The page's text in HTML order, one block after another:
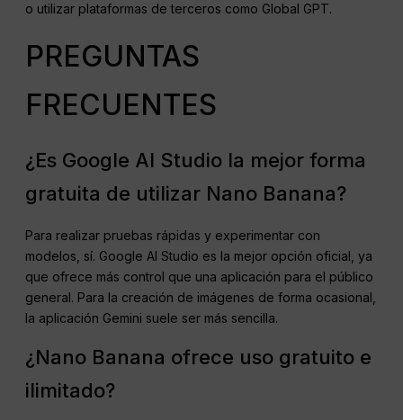
o utilizar plataformas de terceros como Global GPT.
PREGUNTAS
FRECUENTES
¿Es Google AI Studio la mejor forma
gratuita de utilizar Nano Banana?
Para realizar pruebas rápidas y experimentar con
modelos, sí. Google AI Studio es la mejor opción oficial, ya
que ofrece más control que una aplicación para el público
general. Para la creación de imágenes de forma ocasional,
la aplicación Gemini suele ser más sencilla.
¿Nano Banana ofrece uso gratuito e
ilimitado?